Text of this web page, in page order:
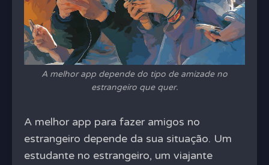
A melhor app depende do tipo de amizade no
estrangeiro que quer.
A melhor app para fazer amigos no
estrangeiro depende da sua situação. Um
estudante no estrangeiro, um viajante